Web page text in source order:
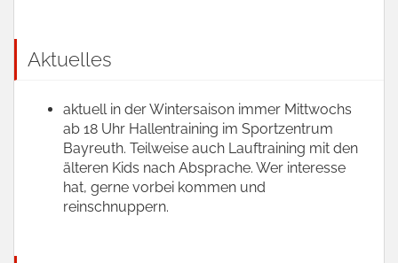
Aktuelles
aktuell in der Wintersaison immer Mittwochs
ab 18 Uhr Hallentraining im Sportzentrum
Bayreuth. Teilweise auch Lauftraining mit den
älteren Kids nach Absprache. Wer interesse
hat, gerne vorbei kommen und
reinschnuppern.